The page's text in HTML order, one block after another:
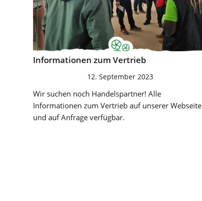
Infor­ma­tio­nen zum Vertrieb
12. September 2023
Wir suchen noch Handelspartner! Alle
Informationen zum Vertrieb auf unserer Webseite
und auf Anfrage verfügbar.